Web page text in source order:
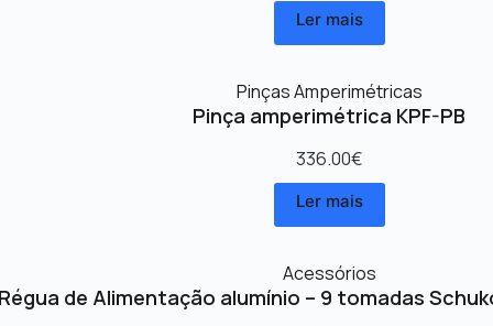
Ler mais
Pinças Amperimétricas
Pinça amperimétrica KPF-PB
336.00€
Ler mais
Acessórios
Régua de Alimentação alumínio – 9 tomadas